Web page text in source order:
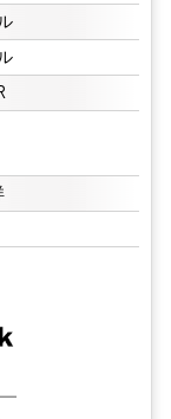
表示が必要です。